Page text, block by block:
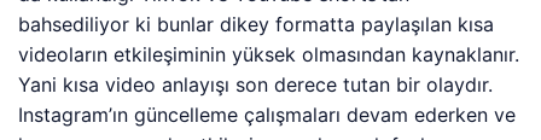
bahsediliyor ki bunlar dikey formatta paylaşılan kısa
videoların etkileşiminin yüksek olmasından kaynaklanır.
Yani kısa video anlayışı son derece tutan bir olaydır.
Instagram’ın güncelleme çalışmaları devam ederken ve